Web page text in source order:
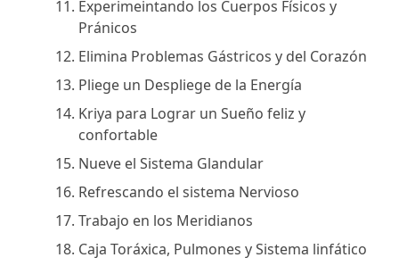
Experimeintando los Cuerpos Físicos y
Pránicos
Elimina Problemas Gástricos y del Corazón
Pliege un Despliege de la Energía
Kriya para Lograr un Sueño feliz y
confortable
Nueve el Sistema Glandular
Refrescando el sistema Nervioso
Trabajo en los Meridianos
Caja Toráxica, Pulmones y Sistema linfático